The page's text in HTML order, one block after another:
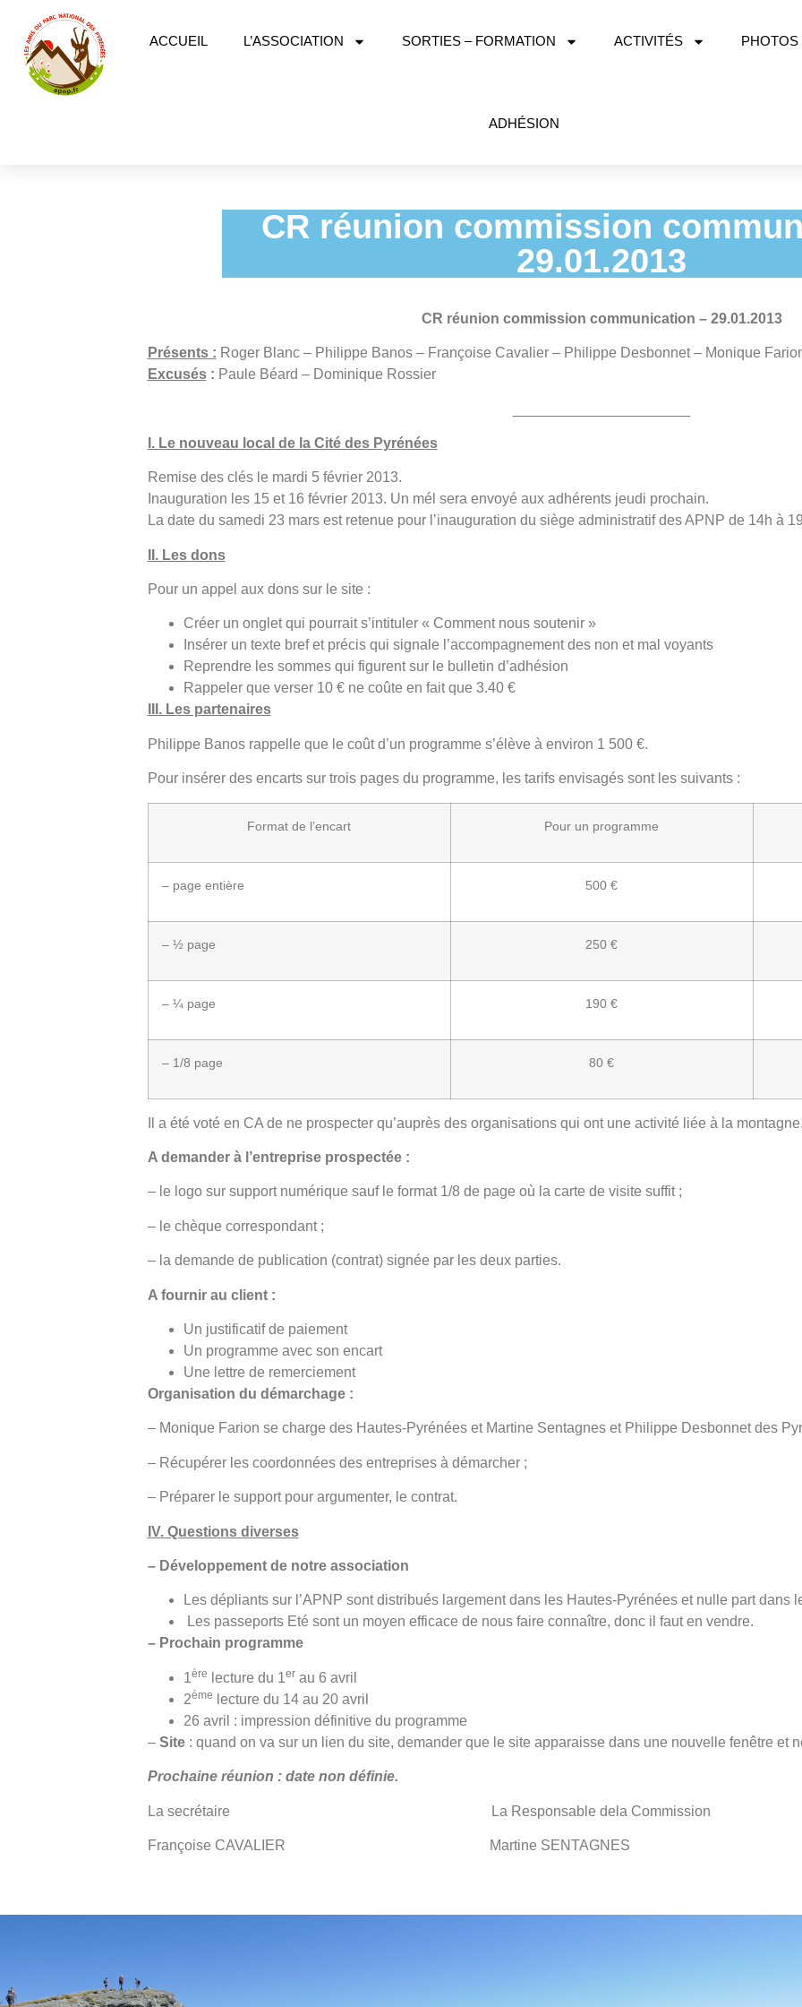
ACCUEIL L’ASSOCIATION SORTIES – FORMATION ACTIVITÉS PHOTOS
ADHÉSION
CR réunion commission
29.01.2013
CR réunion commission communication – 29.01.2013
Présents : Roger Blanc – Philippe Banos – Françoise Cavalier – Philippe Desbonnet – Monique
Excusés: Paule Béard – Dominique Rossier
I. Le nouveau local de la Cité des Pyrénées
Remise des clés le mardi 5 février 2013.
Inauguration les 15 et 16 février 2013. Un mél sera envoyé aux adhérents jeudi prochain.
La date du samedi 23 mars est retenue pour l’inauguration du siège administratif des APNP de 14h à
II. Les dons
Pour un appel aux dons sur le site :
Créer un onglet qui pourrait s’intituler « Comment nous soutenir »
Insérer un texte bref et précis qui signale l’accompagnement des non et mal voyants
Reprendre les sommes qui figurent sur le bulletin d’adhésion
Rappeler que verser 10 € ne coûte en fait que 3.40 €
III. Les partenaires
Philippe Banos rappelle que le coût d’un programme s’élève à environ 1 500 €.
Pour insérer des encarts sur trois pages du programme, les tarifs envisagés sont les suivants :
Format de l’encart Pour un programme
– page entière 500 €
– ½ page 250 €
– ¼ page 190 €
– 1/8 page 80 €
Il a été voté en CA de ne prospecter qu’auprès des organisations qui ont une activité liée à la
A demander à l’entreprise prospectée :
– le logo sur support numérique sauf le format 1/8 de page où la carte de visite suffit ;
– le chèque correspondant ;
– la demande de publication (contrat) signée par les deux parties.
A fournir au client :
Un justificatif de paiement
Un programme avec son encart
Une lettre de remerciement
Organisation du démarchage :
– Monique Farion se charge des Hautes-Pyrénées et Martine Sentagnes et Philippe Desbonnet des
– Récupérer les coordonnées des entreprises à démarcher ;
– Préparer le support pour argumenter, le contrat.
IV. Questions diverses
– Développement de notre association
Les dépliants sur l’APNP sont distribués largement dans les Hautes-Pyrénées et nulle part dans
Les passeports Eté sont un moyen efficace de nous faire connaître, donc il faut en vendre.
– Prochain programme
1ère lecture du 1er au 6 avril
2ème
lecture du 14 au 20 avril
26 avril : impression définitive du programme
– Site: quand on va sur un lien du site, demander que le site apparaisse dans une nouvelle fenêtre et
Prochaine réunion : date non définie.
La secrétaire La Responsable dela Commission
Françoise CAVALIER Martine SENTAGNES